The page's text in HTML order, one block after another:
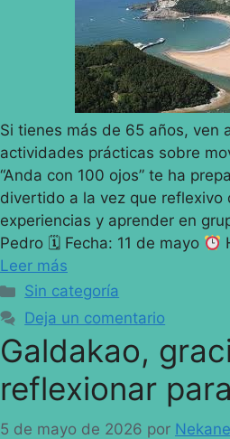
Si tienes más de 65 años, ven
actividades prácticas sobre
“Anda con 100 ojos” te ha
divertido a la vez que reflexivo
experiencias y aprender en
Pedro 🗓 Fecha: 11 de mayo
Leer más
Sin categoría
Deja un comentario
Galdakao,
reflexionar
5 de mayo de 2026 por Nekane